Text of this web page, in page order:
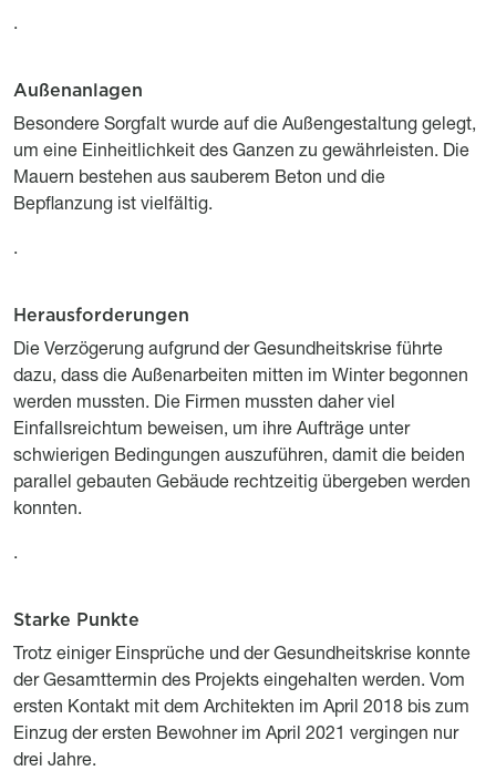
.
Titre
Außenanlagen
Description
Besondere Sorgfalt wurde auf die Außengestaltung gelegt,
um eine Einheitlichkeit des Ganzen zu gewährleisten. Die
Mauern bestehen aus sauberem Beton und die
Bepflanzung ist vielfältig.
.
Titre
Herausforderungen
Description
Die Verzögerung aufgrund der Gesundheitskrise führte
dazu, dass die Außenarbeiten mitten im Winter begonnen
werden mussten. Die Firmen mussten daher viel
Einfallsreichtum beweisen, um ihre Aufträge unter
schwierigen Bedingungen auszuführen, damit die beiden
parallel gebauten Gebäude rechtzeitig übergeben werden
konnten.
.
Titre
Starke Punkte
Description
Trotz einiger Einsprüche und der Gesundheitskrise konnte
der Gesamttermin des Projekts eingehalten werden. Vom
ersten Kontakt mit dem Architekten im April 2018 bis zum
Einzug der ersten Bewohner im April 2021 vergingen nur
drei Jahre.